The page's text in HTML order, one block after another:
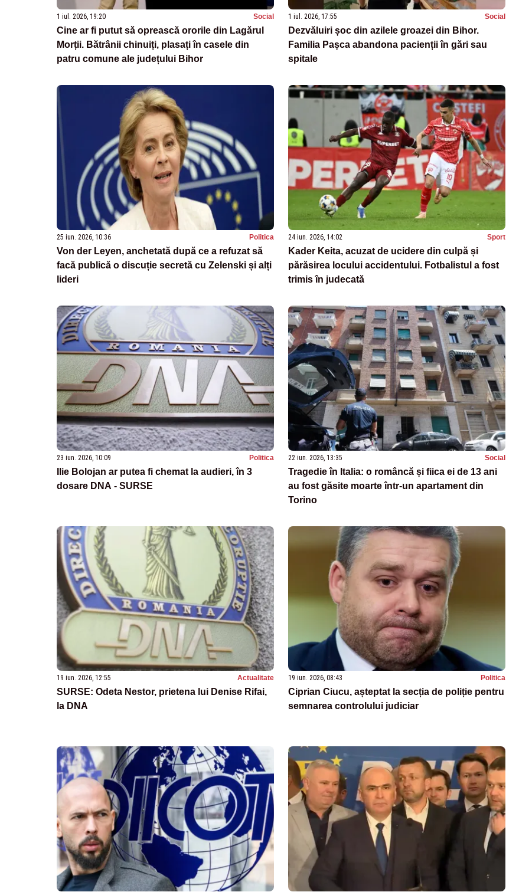
1 iul. 2026, 19:20 Social
Cine ar fi putut să oprească ororile din Lagărul
Morții. Bătrânii chinuiți, plasați în casele din
patru comune ale județului Bihor
1 iul. 2026, 17:55 Social
Dezvăluiri șoc din azilele groazei din Bihor.
Familia Pașca abandona pacienții în gări sau
spitale
25 iun. 2026, 10:36 Politica
Von der Leyen, anchetată după ce a refuzat să
facă publică o discuție secretă cu Zelenski și alți
lideri
24 iun. 2026, 14:02 Sport
Kader Keita, acuzat de ucidere din culpă și
părăsirea locului accidentului. Fotbalistul a fost
trimis în judecată
23 iun. 2026, 10:09 Politica
Ilie Bolojan ar putea fi chemat la audieri, în 3
dosare DNA - SURSE
22 iun. 2026, 13:35 Social
Tragedie în Italia: o româncă și fiica ei de 13 ani
au fost găsite moarte într-un apartament din
Torino
19 iun. 2026, 12:55 Actualitate
SURSE: Odeta Nestor, prietena lui Denise Rifai,
la DNA
19 iun. 2026, 08:43 Politica
Ciprian Ciucu, așteptat la secția de poliție pentru
semnarea controlului judiciar